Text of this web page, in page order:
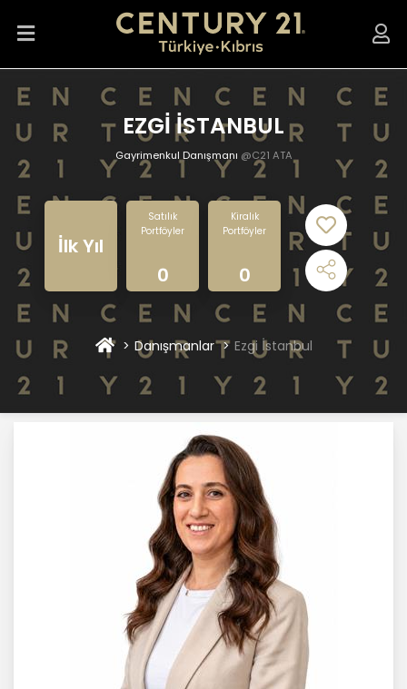
EZGİ İSTANBUL
Gayrimenkul Danışmanı @C21 ATA
İlk Yıl
Satılık
Portföyler
0
Kiralık
Portföyler
0
Danışmanlar Ezgi İstanbul